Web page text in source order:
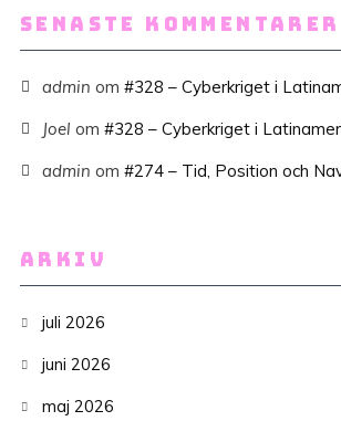
SENASTE KOMMENTARER
admin om #328 – Cyberkriget i
Joel om #328 – Cyberkriget i
admin om #274 – Tid, Position och
ARKIV
juli 2026
juni 2026
maj 2026